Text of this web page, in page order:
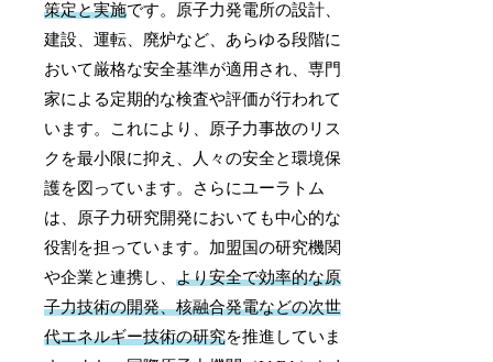
策定と実施です。原子力発電所の設計、
建設、運転、廃炉など、あらゆる段階に
おいて厳格な安全基準が適用され、専門
家による定期的な検査や評価が行われて
います。これにより、原子力事故のリス
クを最小限に抑え、人々の安全と環境保
護を図っています。さらにユーラトム
は、原子力研究開発においても中心的な
役割を担っています。加盟国の研究機関
や企業と連携し、より安全で効率的な原
子力技術の開発、核融合発電などの次世
代エネルギー技術の研究を推進していま